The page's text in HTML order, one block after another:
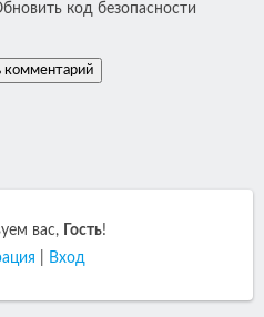
вас, Гость!
Вход